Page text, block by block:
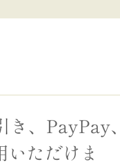
、PayPay、
ただけま